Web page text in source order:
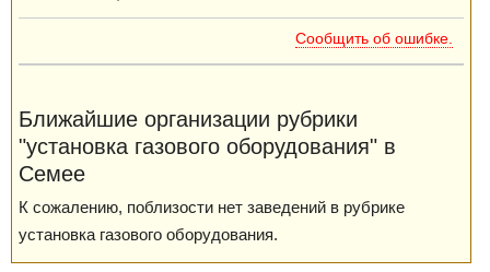
Сообщить об ошибке.
Ближайшие организации рубрики
"установка газового оборудования" в
Семее
К сожалению, поблизости нет заведений в рубрике
установка газового оборудования.